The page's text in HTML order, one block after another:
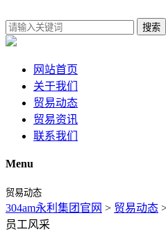
搜索
网站首页
关于我们
贸易动态
贸易资讯
联系我们
Menu
贸易动态
304am永利集团官网 > 贸易动态
员工风采